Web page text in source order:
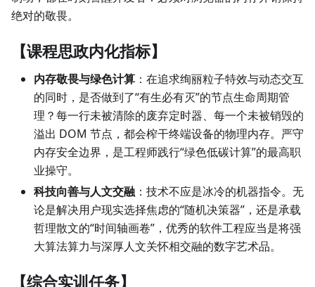
绝对的敬畏。
【课程思政内化指标】
内存敬畏与绿色计算 ：在追求绚丽粒子特效与动态交互
的同时，是否做到了“有生必有灭”的节点生命周期管
理？每一行未被清除的废弃定时器、每一个未被销毁的
溢出 DOM 节点，都会榨干终端设备的物理内存。严守
内存安全边界，是工程师践行“绿色低碳计算”的最高职
业操守。
科技向善与人文交融 ：技术不应是冰冷的机器指令。无
论是解决用户现实选择焦虑的“随机决策器”，还是承载
哲理散文的“时间轴画卷”，优秀的软件工程应当是将强
大算法算力与深厚人文关怀相交融的数字艺术品。
【综合实训任务】